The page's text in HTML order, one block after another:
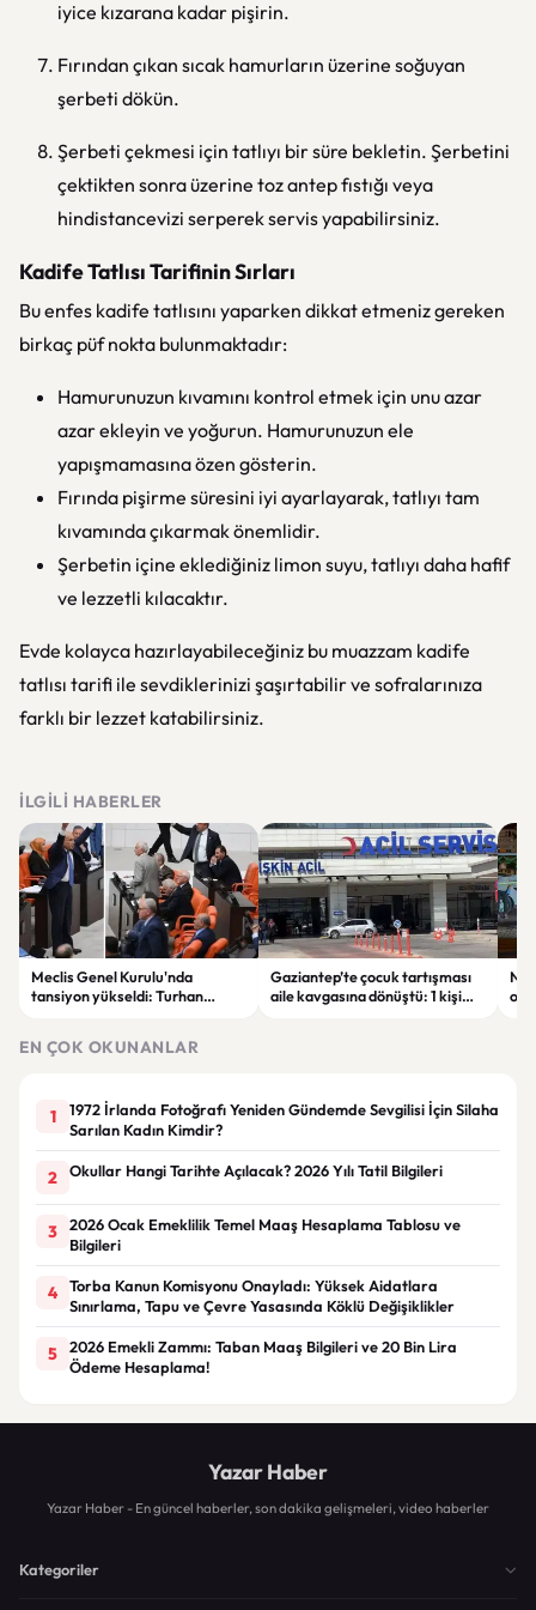
iyice kızarana kadar pişirin.
Fırından çıkan sıcak hamurların üzerine soğuyan
şerbeti dökün.
Şerbeti çekmesi için tatlıyı bir süre bekletin. Şerbetini
çektikten sonra üzerine toz antep fıstığı veya
hindistancevizi serperek servis yapabilirsiniz.
Kadife Tatlısı Tarifinin Sırları
Bu enfes kadife tatlısını yaparken dikkat etmeniz gereken
birkaç püf nokta bulunmaktadır:
Hamurunuzun kıvamını kontrol etmek için unu azar
azar ekleyin ve yoğurun. Hamurunuzun ele
yapışmamasına özen gösterin.
Fırında pişirme süresini iyi ayarlayarak, tatlıyı tam
kıvamında çıkarmak önemlidir.
Şerbetin içine eklediğiniz limon suyu, tatlıyı daha hafif
ve lezzetli kılacaktır.
Evde kolayca hazırlayabileceğiniz bu muazzam kadife
tatlısı tarifi ile sevdiklerinizi şaşırtabilir ve sofralarınıza
farklı bir lezzet katabilirsiniz.
İLGILI HABERLER
Meclis Genel Kurulu'nda
tansiyon yükseldi: Turhan
Gaziantep’te çocuk tartışması
aile kavgasına dönüştü: 1 kişi
EN ÇOK OKUNANLAR
1
1972 İrlanda Fotoğrafı Yeniden Gündemde Sevgilisi İçin Silaha
Sarılan Kadın Kimdir?
2 Okullar Hangi Tarihte Açılacak? 2026 Yılı Tatil Bilgileri
3
2026 Ocak Emeklilik Temel Maaş Hesaplama Tablosu ve
Bilgileri
4
Torba Kanun Komisyonu Onayladı: Yüksek Aidatlara
Sınırlama, Tapu ve Çevre Yasasında Köklü Değişiklikler
5
2026 Emekli Zammı: Taban Maaş Bilgileri ve 20 Bin Lira
Ödeme Hesaplama!
Yazar Haber
Yazar Haber - En güncel haberler, son dakika gelişmeleri, video haberler
Kategoriler